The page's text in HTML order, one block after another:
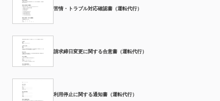
苦情・トラブル対応確認書（運転代行）
請求締日変更に関する合意書（運転代行）
利用停止に関する通知書（運転代行）